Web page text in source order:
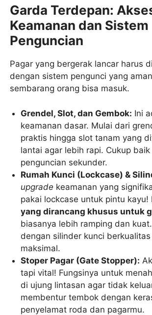
Garda Terdepan:
Keamanan dan Sistem
Penguncian
Pagar yang bergerak lancar harus
dengan sistem pengunci yang
sembarang orang bisa masuk.
Grendel, Slot, dan Gembok: Ini
keamanan dasar. Mulai dari
praktis hingga slot tanam yang
lantai agar lebih rapi. Cukup
penguncian sekunder.
Rumah Kunci (Lockcase) &
upgrade keamanan yang
pakai lockcase untuk pintu kayu!
yang dirancang khusus untuk
biasanya lebih ramping dan
dengan silinder kunci
maksimal.
Stoper Pagar (Gate Stopper):
tapi vital! Fungsinya untuk
di ujung lintasan agar tidak
membentur tembok dengan
penyelamat roda dan pagarmu.